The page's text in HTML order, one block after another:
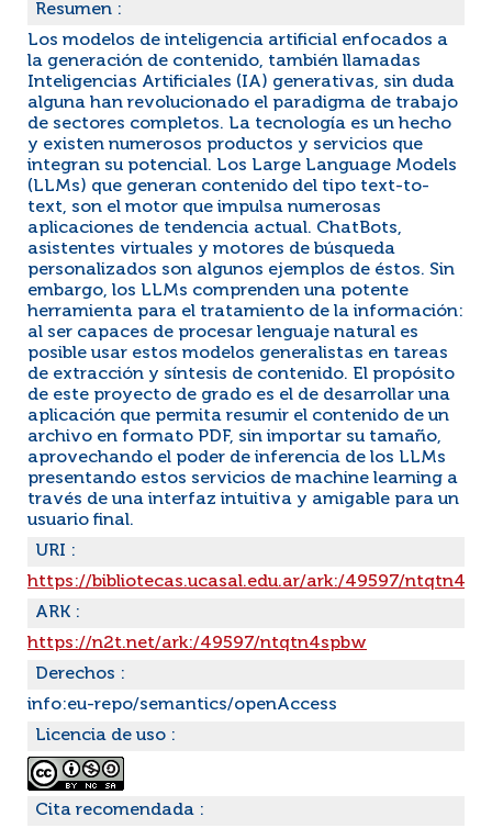
Resumen :
Los modelos de inteligencia artificial enfocados a
la generación de contenido, también llamadas
Inteligencias Artificiales (IA) generativas, sin duda
alguna han revolucionado el paradigma de trabajo
de sectores completos. La tecnología es un hecho
y existen numerosos productos y servicios que
integran su potencial. Los Large Language Models
(LLMs) que generan contenido del tipo text-to-
text, son el motor que impulsa numerosas
aplicaciones de tendencia actual. ChatBots,
asistentes virtuales y motores de búsqueda
personalizados son algunos ejemplos de éstos. Sin
embargo, los LLMs comprenden una potente
herramienta para el tratamiento de la información:
al ser capaces de procesar lenguaje natural es
posible usar estos modelos generalistas en tareas
de extracción y síntesis de contenido. El propósito
de este proyecto de grado es el de desarrollar una
aplicación que permita resumir el contenido de un
archivo en formato PDF, sin importar su tamaño,
aprovechando el poder de inferencia de los LLMs
presentando estos servicios de machine learning a
través de una interfaz intuitiva y amigable para un
usuario final.
URI :
https://bibliotecas.ucasal.edu.ar/ark:/49597/
ARK :
https://n2t.net/ark:/49597/ntqtn4spbw
Derechos :
info:eu-repo/semantics/openAccess
Licencia de uso :
Cita recomendada :